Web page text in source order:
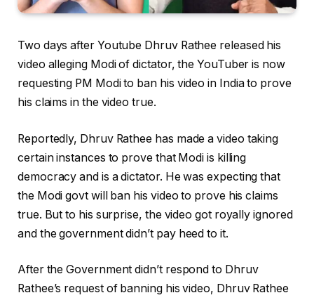
Two days after Youtube Dhruv Rathee released his
video alleging Modi of dictator, the YouTuber is now
requesting PM Modi to ban his video in India to prove
his claims in the video true.
Reportedly, Dhruv Rathee has made a video taking
certain instances to prove that Modi is killing
democracy and is a dictator. He was expecting that
the Modi govt will ban his video to prove his claims
true. But to his surprise, the video got royally ignored
and the government didn’t pay heed to it.
After the Government didn’t respond to Dhruv
Rathee’s request of banning his video, Dhruv Rathee